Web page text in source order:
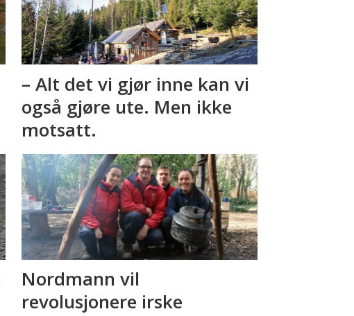
– Alt det vi gjør inne kan vi
også gjøre ute. Men ikke
motsatt.
Nordmann vil
revolusjonere irske